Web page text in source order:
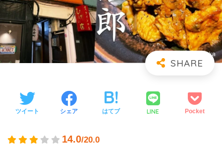
ツイート シェア はてブ LINE Pocket
14.0/20.0